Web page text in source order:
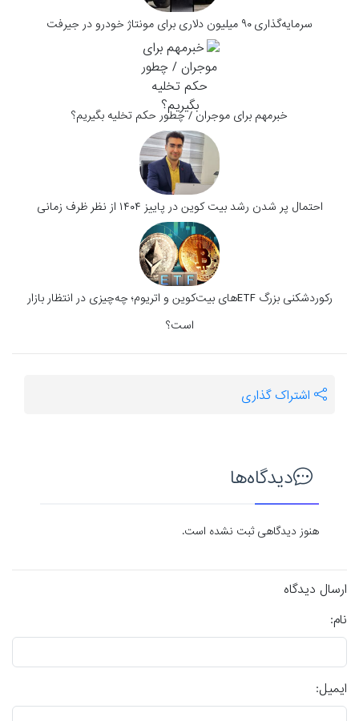
سرمایه‌گذاری ۹۰ میلیون دلاری برای مونتاژ خودرو در جیرفت
خبرمهم برای موجران / چطور حکم تخلیه بگیریم؟
احتمال پر شدن رشد بیت کوین در پاییز ۱۴۰۴ از نظر ظرف زمانی
رکوردشکنی بزرگ ETFهای بیت‌کوین و اتریوم؛ چه‌چیزی در انتظار بازار
است؟
اشتراک گذاری
دیدگاه‌ها
هنوز دیدگاهی ثبت نشده است.
ارسال دیدگاه
نام:
ایمیل: